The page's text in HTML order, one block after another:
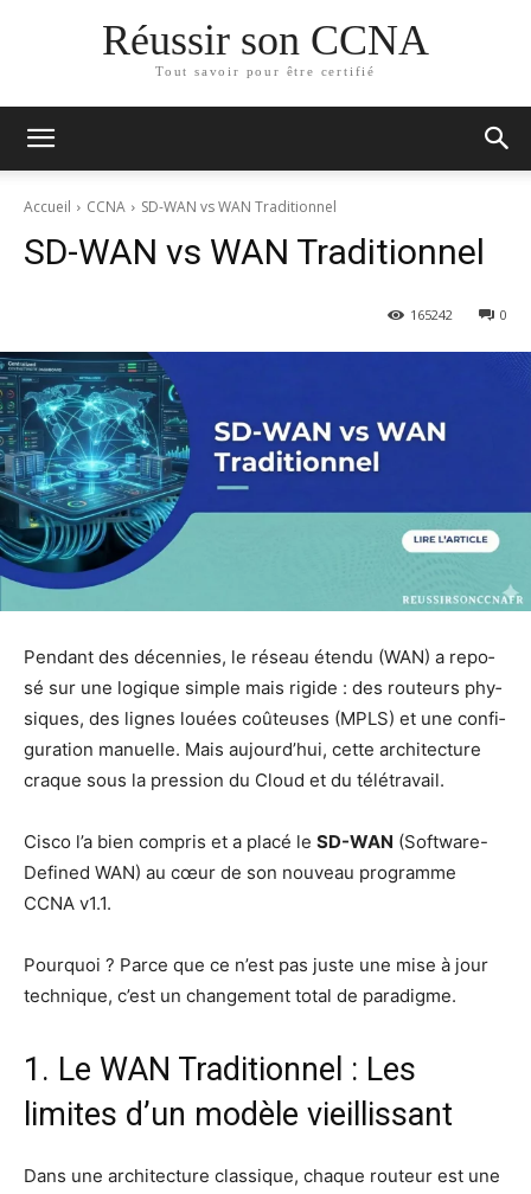
Réussir son CCNA
Tout savoir pour être certifié
Accueil CCNA SD-WAN vs WAN Traditionnel
SD-WAN vs WAN Traditionnel
0
165242
Pen­dant des décen­nies, le réseau éten­du (WAN) a repo­
sé sur une logique simple mais rigide : des rou­teurs phy­
siques, des lignes louées coû­teuses (MPLS) et une confi­
gu­ra­tion manuelle. Mais aujourd’­hui, cette archi­tec­ture
craque sous la pres­sion du Cloud et du télétravail.
Cis­co l’a bien com­pris et a pla­cé le SD-WAN (Soft­ware-
Defi­ned WAN) au cœur de son nou­veau pro­gramme
CCNA v1.1.
Pour­quoi ? Parce que ce n’est pas juste une mise à jour
tech­nique, c’est un chan­ge­ment total de paradigme.
1. Le WAN Traditionnel : Les
limites d’un modèle vieillissant
Dans une archi­tec­ture clas­sique, chaque rou­teur est une